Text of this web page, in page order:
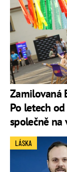
Zamilovaná
Po letech
společně na
LÁSKA